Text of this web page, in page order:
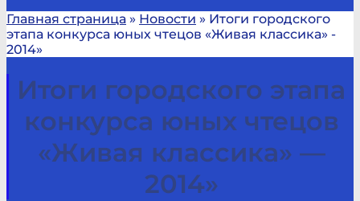
Главная страница » Новости » Итоги городского
этапа конкурса юных чтецов «Живая классика» -
2014»
Итоги городского этапа
конкурса юных чтецов
«Живая классика» —
2014»